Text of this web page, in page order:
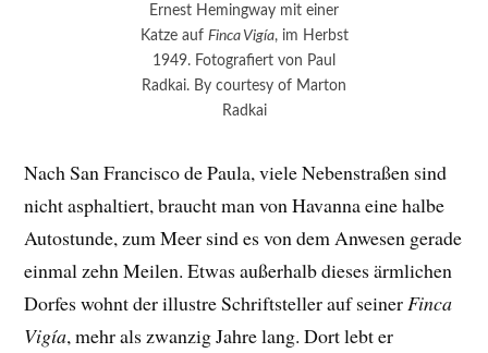
Ernest Hemingway mit einer
Katze auf Finca Vigía, im Herbst
1949. Fotografiert von Paul
Radkai. By courtesy of Marton
Radkai
Nach San Francisco de Paula, viele Nebenstraßen sind
nicht asphaltiert, braucht man von Havanna eine halbe
Autostunde, zum Meer sind es von dem Anwesen gerade
einmal zehn Meilen. Etwas außerhalb dieses ärmlichen
Dorfes wohnt der illustre Schriftsteller auf seiner Finca
Vigía, mehr als zwanzig Jahre lang. Dort lebt er